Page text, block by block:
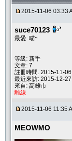
2015-11-06 03:33
suce70123
最愛: 喵~
等級: 新手
文章: 7
註冊時間: 2015-11-06
最近來訪: 2015-12-27
來自: 高雄市
離線
2015-11-06 11:35
MEOWMO